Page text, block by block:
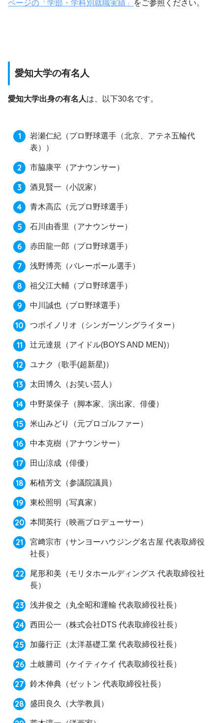
ページの「学部・学科別就職実績」
をご参照ください。
愛知大学の有名人
愛知大学出身の有名人は、以下30名です。
岩瀬仁紀 （プロ野球選手（北京、アテネ五輪代
表））
市脇康平 （アナウンサー）
酒見賢一 （小説家）
青木高広 （元プロ野球選手）
石川由香里 （アナウンサー）
赤田龍一郎 （プロ野球選手）
浅野博亮 （バレーボール選手）
祖父江大輔 （プロ野球選手）
中川誠也 （プロ野球選手）
つボイノリオ （シンガーソングライター）
辻元達規 （アイドル(BOYS AND MEN)）
ユナク （歌手(超新星)）
太田博久 （お笑い芸人）
中野菜保子 （脚本家、演出家、俳優）
米山みどり （元プロゴルファー）
中本克樹 （アナウンサー）
田山涼成 （俳優）
柘植芳文 （参議院議員）
東松照明 （写真家）
本間英行 （映画プロデューサー）
宮﨑宗市 （サンヨーハウジング名古屋 代表取締役
社長）
尾形和美 （モリタホールディングス 代表取締役社
長）
浅井俊之 （丸全昭和運輸 代表取締役社長）
西田公一 （株式会社DTS 代表取締役社長）
加藤行正 （太洋基礎工業 代表取締役社長）
土岐勝司 （ケイティケイ 代表取締役社長）
鈴木伸典 （ゼットン 代表取締役社長）
盛田良久 （大学教員）